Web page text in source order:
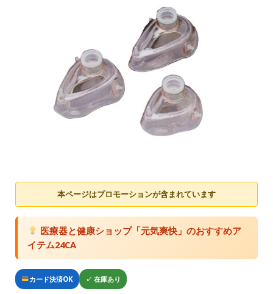
本ページはプロモーションが含まれています
医療器と健康ショップ「元気爽快」のおすすめア
イテム24CA
カード決済OK ✓ 在庫あり